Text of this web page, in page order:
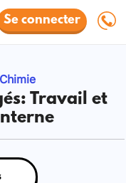
Se connecter
Travail et